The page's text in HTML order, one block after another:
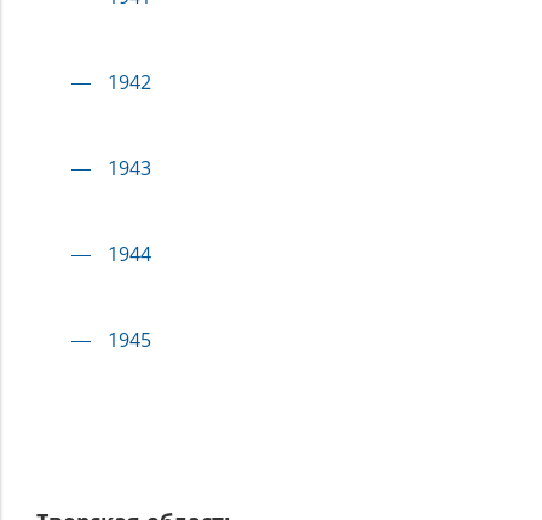
1942
1943
1944
1945